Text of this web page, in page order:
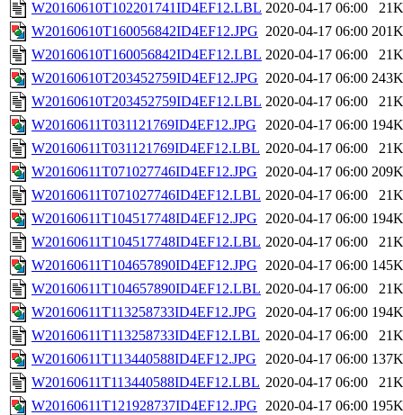
W20160610T102201741ID4EF12.LBL 2020-04-17 06:00
21K
W20160610T160056842ID4EF12.JPG 2020-04-17 06:00 201K
W20160610T160056842ID4EF12.LBL 2020-04-17 06:00
21K
W20160610T203452759ID4EF12.JPG 2020-04-17 06:00 243K
W20160610T203452759ID4EF12.LBL 2020-04-17 06:00
21K
W20160611T031121769ID4EF12.JPG
2020-04-17 06:00 194K
W20160611T031121769ID4EF12.LBL 2020-04-17 06:00
21K
W20160611T071027746ID4EF12.JPG 2020-04-17 06:00 209K
W20160611T071027746ID4EF12.LBL 2020-04-17 06:00
21K
W20160611T104517748ID4EF12.JPG 2020-04-17 06:00 194K
W20160611T104517748ID4EF12.LBL 2020-04-17 06:00
21K
W20160611T104657890ID4EF12.JPG 2020-04-17 06:00 145K
W20160611T104657890ID4EF12.LBL 2020-04-17 06:00
21K
W20160611T113258733ID4EF12.JPG
2020-04-17 06:00 194K
W20160611T113258733ID4EF12.LBL 2020-04-17 06:00
21K
W20160611T113440588ID4EF12.JPG
2020-04-17 06:00 137K
W20160611T113440588ID4EF12.LBL 2020-04-17 06:00
21K
W20160611T121928737ID4EF12.JPG 2020-04-17 06:00 195K